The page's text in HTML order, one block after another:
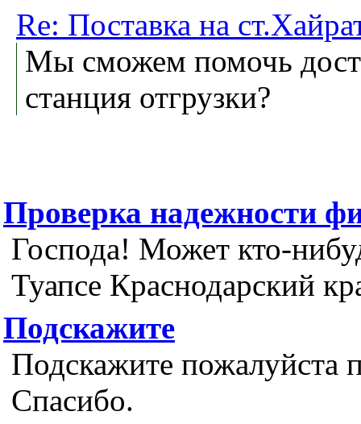
Re: Поставка на
Мы сможем помочь
станция отгрузки?
Проверка надежности
Господа! Может кто-
Туапсе Краснодарский
Подскажите
Подскажите пожалуйста
Спасибо.